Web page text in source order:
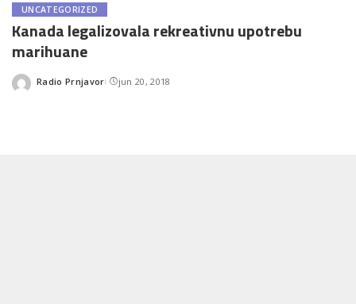
UNCATEGORIZED
Kanada legalizovala rekreativnu upotrebu
marihuane
Posted
Radio Prnjavor jun 20, 2018